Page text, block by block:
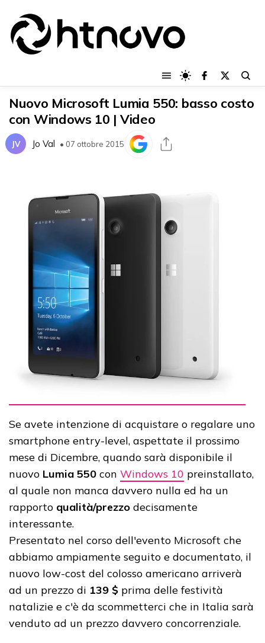
Nuovo Microsoft Lumia 550: basso costo
con Windows 10 | Video
JV Jo Val • 07 ottobre 2015
Se avete intenzione di acquistare o regalare uno
smartphone entry-level, aspettate il prossimo
mese di Dicembre, quando sarà disponibile il
nuovo Lumia 550 con Windows 10 preinstallato,
al quale non manca davvero nulla ed ha un
rapporto qualità/prezzo decisamente
interessante.
Presentato nel corso dell'evento Microsoft che
abbiamo ampiamente seguito e documentato, il
nuovo low-cost del colosso americano arriverà
ad un prezzo di 139 $ prima delle festività
natalizie e c'è da scommetterci che in Italia sarà
venduto ad un prezzo davvero concorrenziale.